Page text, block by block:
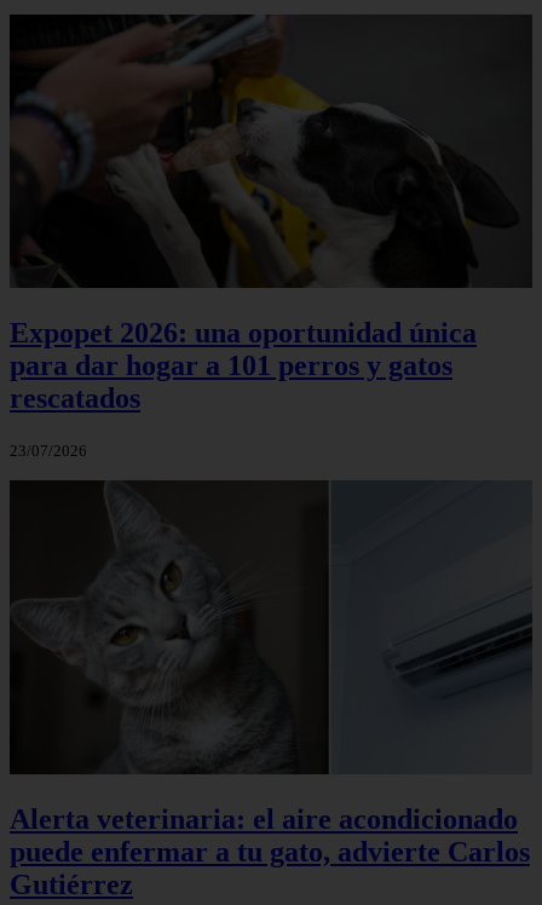
Expopet 2026: una oportunidad única
para dar hogar a 101 perros y gatos
rescatados
23/07/2026
Alerta veterinaria: el aire acondicionado
puede enfermar a tu gato, advierte Carlos
Gutiérrez